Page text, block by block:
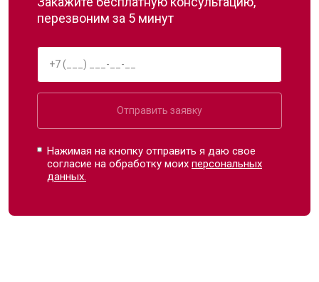
перезвоним за 5 минут
Отправить заявку
Нажимая на кнопку отправить я даю свое
согласие на обработку моихперсональных
данных.